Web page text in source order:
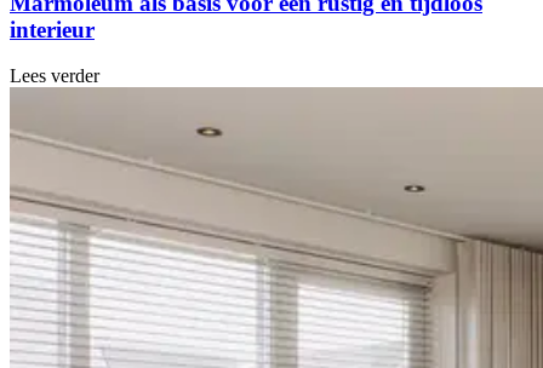
interieur
Lees verder